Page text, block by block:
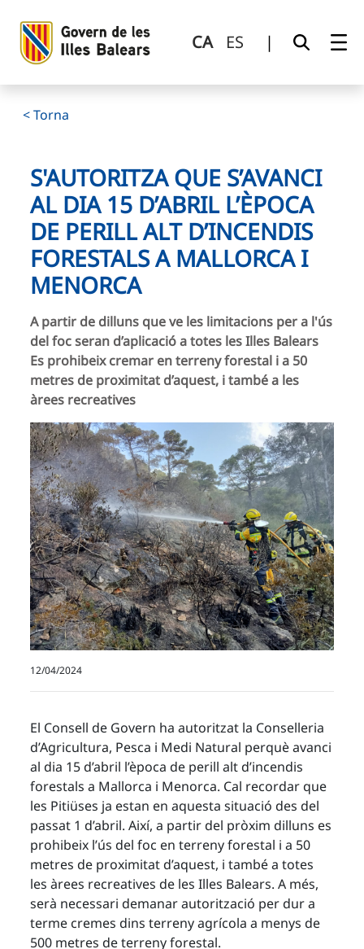
CA ES |
< Torna
S'AUTORITZA QUE S’AVANCI
AL DIA 15 D’ABRIL L’ÈPOCA
DE PERILL ALT D’INCENDIS
FORESTALS A MALLORCA I
MENORCA
A partir de dilluns que ve les limitacions per a l'ús
del foc seran d’aplicació a totes les Illes Balears
Es prohibeix cremar en terreny forestal i a 50
metres de proximitat d’aquest, i també a les
àrees recreatives
12/04/2024
El Consell de Govern ha autoritzat la Conselleria
d’Agricultura, Pesca i Medi Natural perquè avanci
al dia 15 d’abril l’època de perill alt d’incendis
forestals a Mallorca i Menorca. Cal recordar que
les Pitiüses ja estan en aquesta situació des del
passat 1 d’abril. Així, a partir del pròxim dilluns es
prohibeix l’ús del foc en terreny forestal i a 50
metres de proximitat d’aquest, i també a totes
les àrees recreatives de les Illes Balears. A més,
serà necessari demanar autorització per dur a
terme cremes dins terreny agrícola a menys de
500 metres de terreny forestal.